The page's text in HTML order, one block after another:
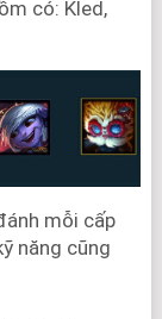
có: Kled,
mỗi cấp
năng cũng